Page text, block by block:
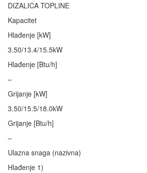
DIZALICA TOPLINE
Kapacitet
Hlađenje [kW]
3.50/13.4/15.5kW
Hlađenje [Btu/h]
–
Grijanje [kW]
3.50/15.5/18.0kW
Grijanje [Btu/h]
–
Ulazna snaga (nazivna)
Hlađenje 1)